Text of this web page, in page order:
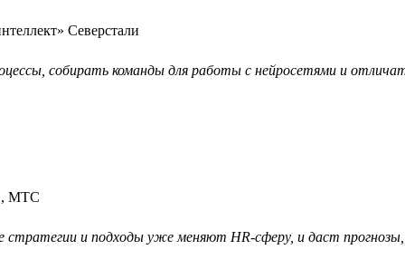
Северстали
собирать команды для работы с нейросетями и
МТС
стратегии и подходы уже меняют HR-сферу, и даст